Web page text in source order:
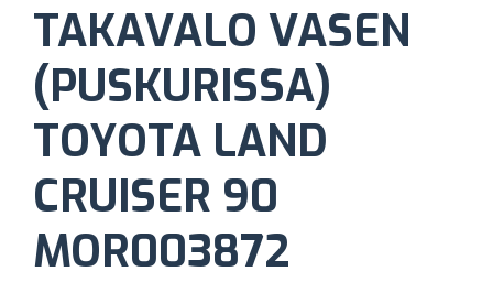
TAKAVALO VASEN
(PUSKURISSA)
TOYOTA LAND
CRUISER 90
MOR003872